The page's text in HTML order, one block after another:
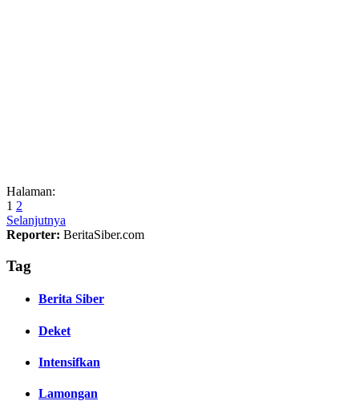
Halaman:
1 2
Selanjutnya
Reporter: BeritaSiber.com
Tag
Berita Siber
Deket
Intensifkan
Lamongan